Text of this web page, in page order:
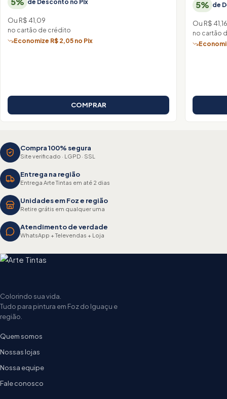
de Desconto no Pix
Ou R$ 41,09
no cartão de crédito
Economize R$ 2,05 no Pix
COMPRAR
5% de
Ou R$
no cartão
Compra 100% segura
Site verificado · LGPD · SSL
Entrega na região
Entrega Arte Tintas em até 2 dias
Unidades em Foz e região
Retire grátis em qualquer uma
Atendimento de verdade
WhatsApp + Televendas + Loja
Colorindo sua vida.
Tudo para pintura em Foz do Iguaçu e
região.
Quem somos
Nossas lojas
Nossa equipe
Fale conosco